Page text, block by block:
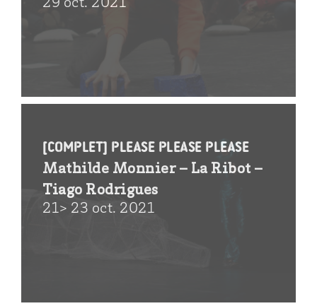
29 oct. 2021
[COMPLET] please please please
Mathilde Monnier – La Ribot –
Tiago Rodrigues
21> 23 oct. 2021